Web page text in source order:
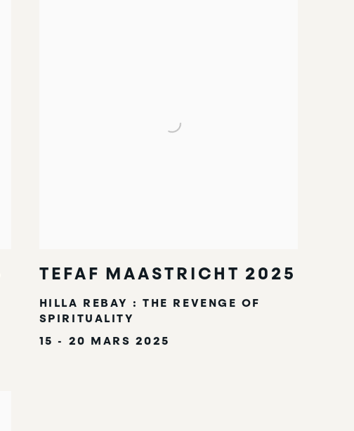
TEFAF MAASTRICHT 2025
HILLA REBAY : THE REVENGE OF
SPIRITUALITY
15 - 20 MARS 2025